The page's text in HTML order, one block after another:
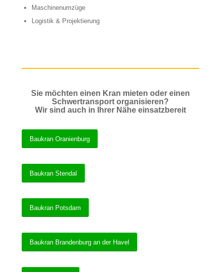
Maschinenumzüge
Logistik & Projektierung
Sie möchten einen Kran mieten oder einen
Schwertransport organisieren?
Wir sind auch in Ihrer Nähe einsatzbereit
Baukran Oranienburg
Baukran Stendal
Baukran Potsdam
Baukran Brandenburg an der Havel